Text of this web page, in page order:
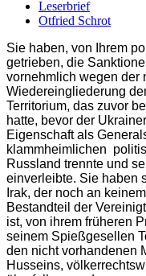
Leserbrief
Otfried Schrot
Sie haben, von Ihrem
getrieben, die
vornehmlich wegen der
Wiedereingliederung
Territorium, das zuvor
hatte, bevor der
Eigenschaft als
klammheimlichen
Russland trennte und
einverleibte. Sie haben
Irak, der noch an
Bestandteil der
ist, von ihrem früheren
seinem Spießgesellen
den nicht vorhandenen
Husseins,